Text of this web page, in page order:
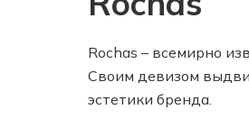
Rochas – всемирно
Своим девизом
эстетики бренда.